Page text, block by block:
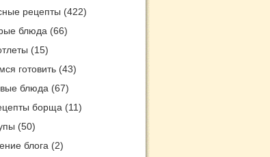
рецепты (422)
блюда (66)
(15)
готовить (43)
блюда (67)
борща (11)
(50)
блога (2)